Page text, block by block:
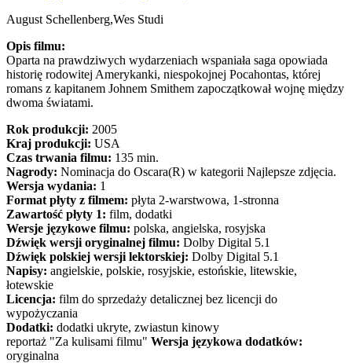
August Schellenberg,Wes Studi
Opis filmu:
Oparta na prawdziwych wydarzeniach wspaniała saga opowiada
historię rodowitej Amerykanki, niespokojnej Pocahontas, której
romans z kapitanem Johnem Smithem zapoczątkował wojnę między
dwoma światami.
Rok produkcji: 2005
Kraj produkcji: USA
Czas trwania filmu: 135 min.
Nagrody: Nominacja do Oscara(R) w kategorii Najlepsze zdjęcia.
Wersja wydania: 1
Format płyty z filmem: płyta 2-warstwowa, 1-stronna
Zawartość płyty 1: film, dodatki
Wersje językowe filmu: polska, angielska, rosyjska
Dźwięk wersji oryginalnej filmu: Dolby Digital 5.1
Dźwięk polskiej wersji lektorskiej: Dolby Digital 5.1
Napisy: angielskie, polskie, rosyjskie, estońskie, litewskie,
łotewskie
Licencja: film do sprzedaży detalicznej bez licencji do
wypożyczania
Dodatki: dodatki ukryte, zwiastun kinowy
reportaż "Za kulisami filmu" Wersja językowa dodatków:
oryginalna